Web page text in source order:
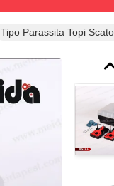
Tipo Parassita Topi